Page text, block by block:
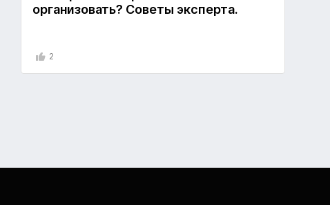
организовать? Советы эксперта.
2